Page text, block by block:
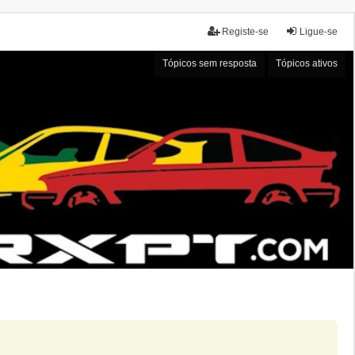
Ligue-se
Registe-se
Tópicos sem resposta Tópicos ativos